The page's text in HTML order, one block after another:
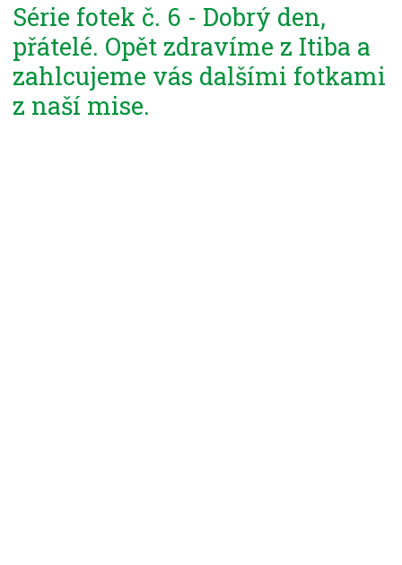
Série fotek č. 6 - Dobrý den,
přátelé. Opět zdravíme z Itiba a
zahlcujeme vás dalšími fotkami
z naší mise.